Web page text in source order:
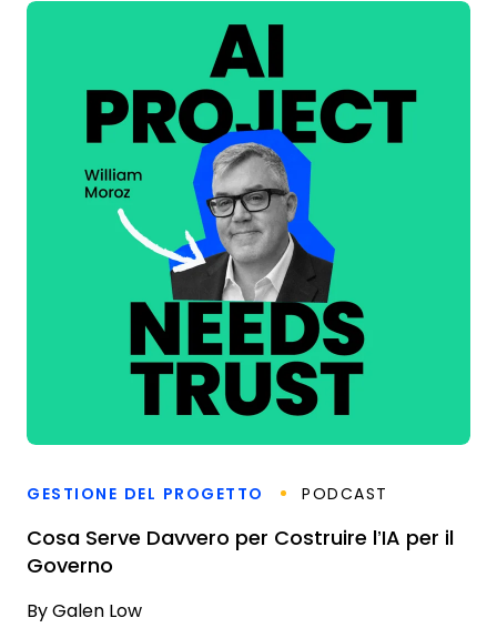
GESTIONE DEL PROGETTO PODCAST
Cosa Serve Davvero per Costruire l’IA per il
Governo
By Galen Low